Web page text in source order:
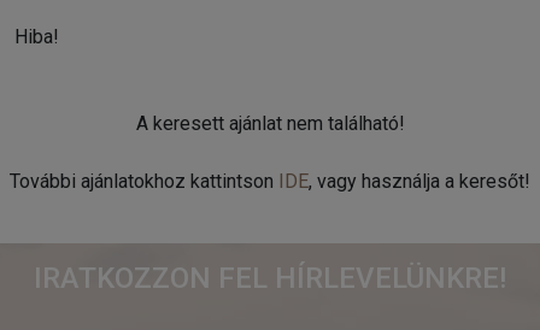
Hiba!
A keresett ajánlat nem található!
További ajánlatokhoz kattintson IDE, vagy használja a keresőt!
IRATKOZZON FEL HÍRLEVELÜNKRE!